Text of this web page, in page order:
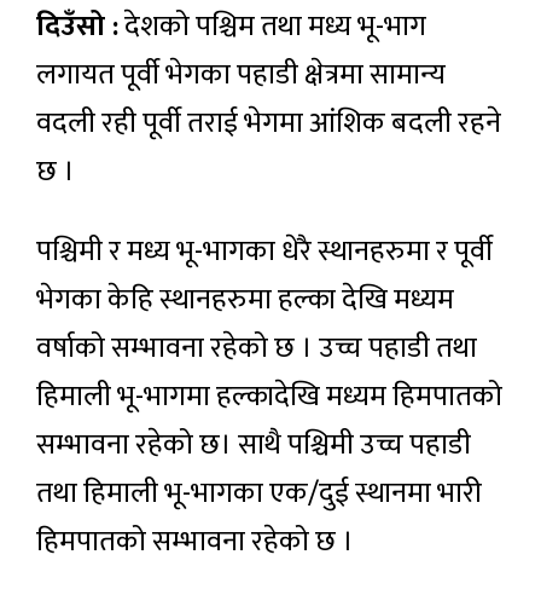
दिउँसो :देशको पश्चिम तथा मध्य भू-भाग
लगायत पूर्वी भेगका पहाडी क्षेत्रमा सामान्य
वदली रही पूर्वी तराई भेगमा आंशिक बदली रहने
छ ।
पश्चिमी र मध्य भू-भागका धेरै स्थानहरुमा र पूर्वी
भेगका केहि स्थानहरुमा हल्का देखि मध्यम
वर्षाको सम्भावना रहेको छ । उच्च पहाडी तथा
हिमाली भू-भागमा हल्कादेखि मध्यम हिमपातको
सम्भावना रहेको छ। साथै पश्चिमी उच्च पहाडी
तथा हिमाली भू-भागका एक/दुई स्थानमा भारी
हिमपातको सम्भावना रहेको छ ।